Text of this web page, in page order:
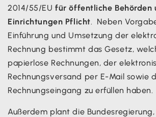
2014/55/EUfür öffentliche Behörden
Einrichtungen Pflicht. Neben
Einführung und Umsetzung der
Rechnung bestimmt das Gesetz,
papierlose Rechnungen, der
Rechnungsversand per E-Mail sowie
Rechnungseingang zu erfüllen haben.
Außerdem plant die